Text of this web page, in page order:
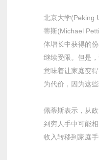
北京大学(Peking
蒂斯(Michael
体增长中获得的
继续受限。但是
意味着让家庭变
为代价，因为这
佩蒂斯表示，从
到穷人手中可能
收入转移到家庭